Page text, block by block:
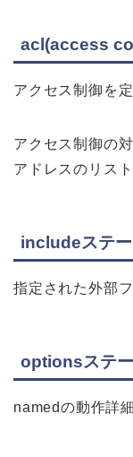
acl(access
アクセス制御を定
アクセス制御の
アドレスのリス
includeステー
指定された外部
optionsステ
namedの動作詳